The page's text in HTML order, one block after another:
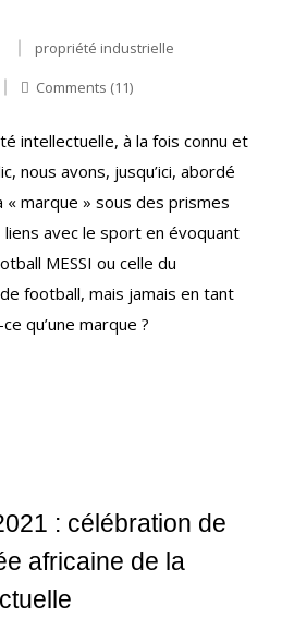
propriété industrielle
Comments (11)
intellectuelle, à la fois connu et
nous avons, jusqu’ici, abordé
« marque » sous des prismes
avec le sport en évoquant
MESSI ou celle du
football, mais jamais en tant
qu’une marque ?
: célébration de
africaine de la